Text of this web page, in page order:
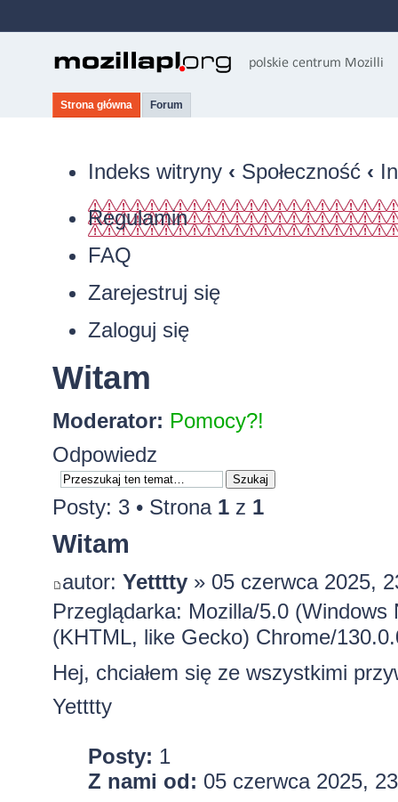
Strona główna Forum
Indeks witryny ‹ Społeczność ‹
Regulamin
FAQ
Zarejestruj się
Zaloguj się
Witam
Moderator: Pomocy?!
Odpowiedz
Posty: 3 • Strona 1z 1
Witam
autor: Yetttty» 05 czerwca 2025,
Przeglądarka: Mozilla/5.0
(KHTML, like Gecko) Chrome/
Hej, chciałem się ze wszystkimi
Yetttty
Posty: 1
Z nami od: 05 czerwca 2025,